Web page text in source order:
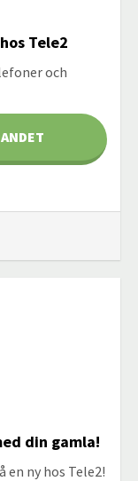
Tele2
och
din gamla!
ny hos Tele2!